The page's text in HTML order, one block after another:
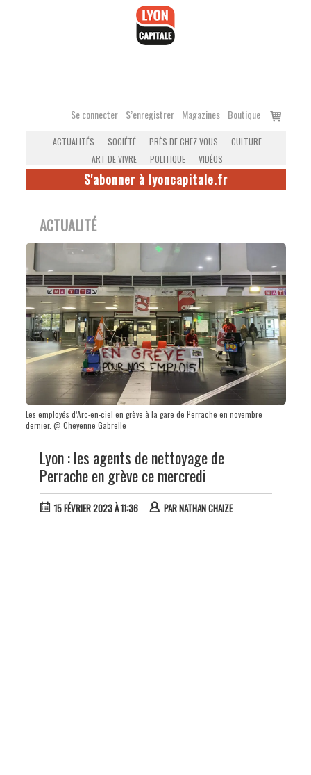
Se connecter S’enregistrer Magazines Boutique
Voir
ACTUALITÉS SOCIÉTÉ PRÈS DE CHEZ VOUS
CULTURE
ART DE VIVRE
POLITIQUE VIDÉOS
S'abonner à lyoncapitale.fr
ACTUALITÉ
Les employés d’Arc-en-ciel en grève à la gare de Perrache en novembre
dernier. @ Cheyenne Gabrelle
Lyon : les agents de nettoyage de
Perrache en grève ce mercredi
15 FÉVRIER 2023 À 11:36 PARNATHAN CHAIZE